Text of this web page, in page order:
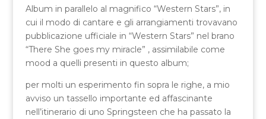
Album in parallelo al magnifico “Western Stars”, in
cui il modo di cantare e gli arrangiamenti trovavano
pubblicazione ufficiale in “Western Stars” nel brano
“There She goes my miracle” , assimilabile come
mood a quelli presenti in questo album;
per molti un esperimento fin sopra le righe, a mio
avviso un tassello importante ed affascinante
nell’itinerario di uno Springsteen che ha passato la